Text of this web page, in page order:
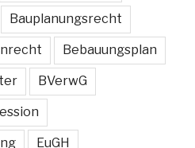
Bauplanungsrecht
Bebauungsplan
BVerwG
EuGH